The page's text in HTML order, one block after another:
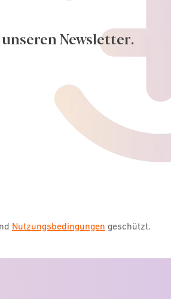
Newsletter.
Nutzungsbedingungen geschützt.